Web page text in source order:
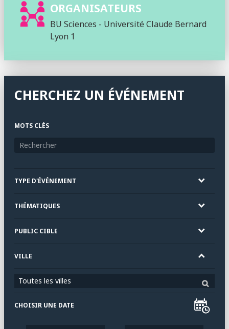
ORGANISATEURS
BU Sciences - Université Claude Bernard
Lyon 1
CHERCHEZ UN ÉVÉNEMENT
MOTS CLÉS
TYPE D'ÉVÉNEMENT
THÉMATIQUES
PUBLIC CIBLE
VILLE
Toutes les villes
CHOISIR UNE DATE